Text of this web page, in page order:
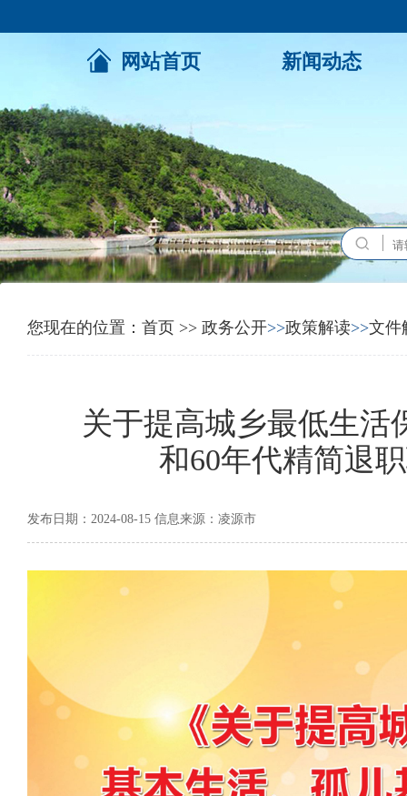
网站首页 新闻动态
您现在的位置： 首页 >> 政务公开>>政策解读>>文件
关于提高城乡最低生活
和60年代精简退
发布日期：2024-08-15 信息来源：凌源市